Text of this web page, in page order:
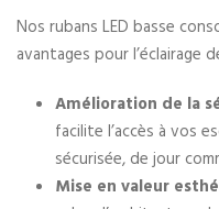
Nos rubans LED basse
avantages pour l’éclairage
Amélioration de la
facilite l’accès à vos
sécurisée, de jour
Mise en valeur